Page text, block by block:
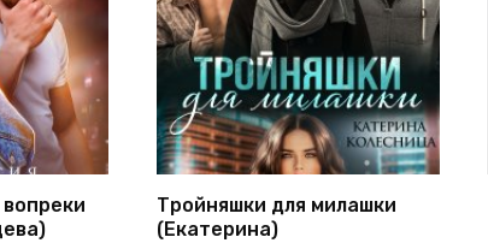
Тройняшки для милашки
(Екатерина)